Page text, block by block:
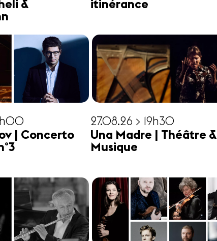
&
itinérance
| Concerto
27.08.26 > 19h30
Una Madre | Théâtre &
Musique